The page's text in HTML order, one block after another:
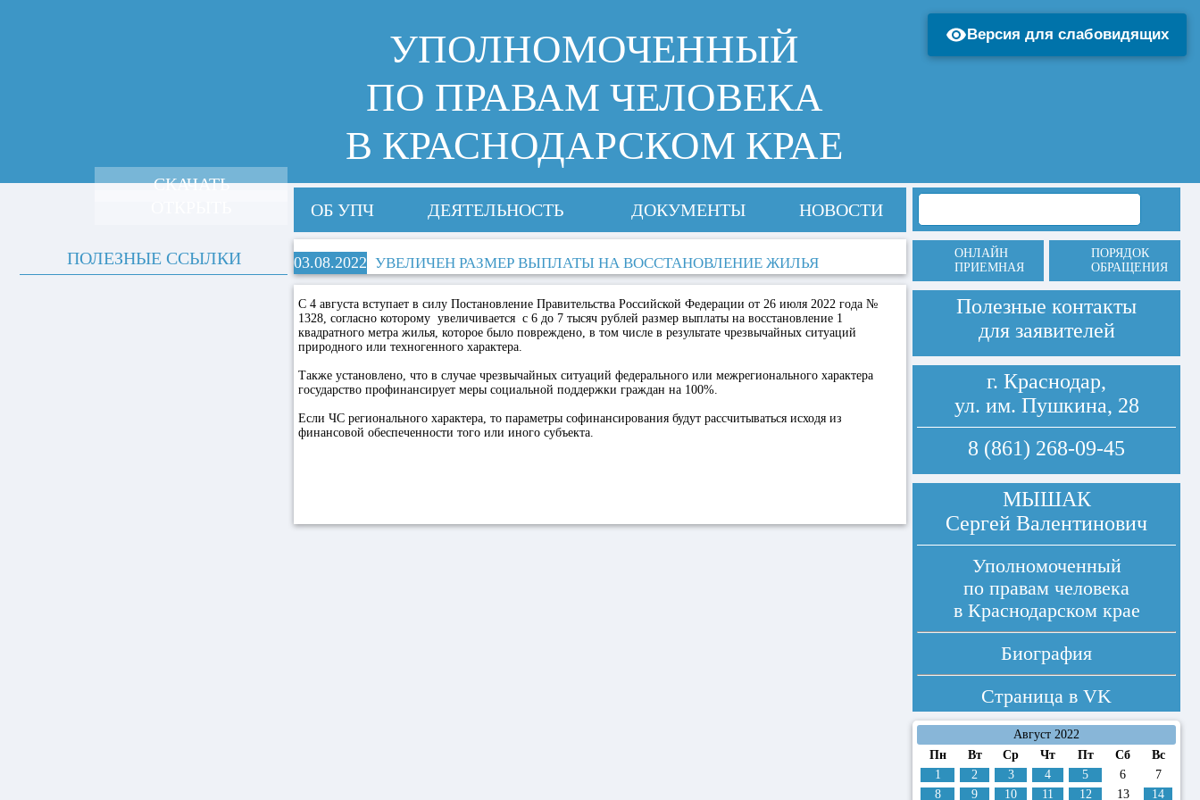
УПОЛНОМОЧЕННЫЙ
ПО ПРАВАМ ЧЕЛОВЕКА
В КРАСНОДАРСКОМ КРАЕ
ОБ УПЧ ДЕЯТЕЛЬНОСТЬ ДОКУМЕНТЫ НОВОСТИ
03.08.2022 УВЕЛИЧЕН РАЗМЕР ВЫПЛАТЫ НА ВОССТАНОВЛЕНИЕ ЖИЛЬЯ
С 4 августа вступает в силу Постановление Правительства Российской Федерации от 26 июля 2022 года №
1328, согласно которому увеличивается с 6 до 7 тысяч рублей размер выплаты на восстановление 1
квадратного метра жилья, которое было повреждено, в том числе в результате чрезвычайных ситуаций
природного или техногенного характера.
Также установлено, что в случае чрезвычайных ситуаций федерального или межрегионального характера
государство профинансирует меры социальной поддержки граждан на 100%.
Если ЧС регионального характера, то параметры софинансирования будут рассчитываться исходя из
финансовой обеспеченности того или иного субъекта.
СКАЧАТЬ
ПОЛЕЗНЫЕ ССЫЛКИ
ОНЛАЙН
ПРИЕМНАЯ
ПОРЯДОК
ОБРАЩЕНИЯ
Полезные контакты
для заявителей
г. Краснодар,
ул. им. Пушкина, 28
8 (861) 268-09-45
МЫШАК
Сергей Валентинович
Уполномоченный
по правам человека
в Краснодарском крае
Биография
Страница в VK
Август 2022
Пн
Вт Ср Чт Пт Сб
Вс
1
2 3 4 5 6
7
8
9 10 11 12 13 14
Версия для слабовидящих